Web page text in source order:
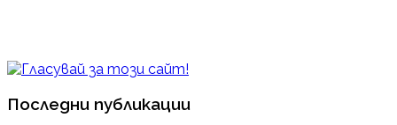
Последни публикации